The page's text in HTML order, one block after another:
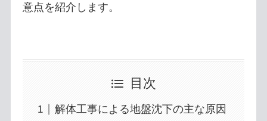
意点を紹介します。
目次
解体工事による地盤沈下の主な原因